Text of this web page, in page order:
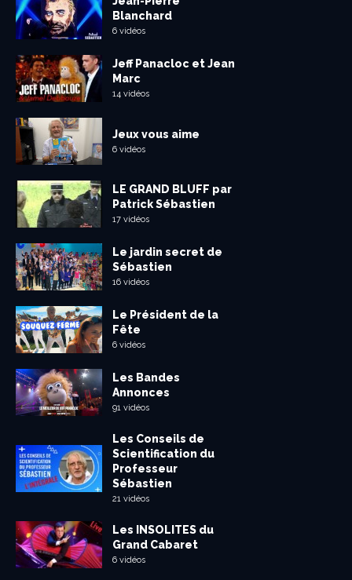
Blanchard
6 vidéos
Jeff Panacloc et Jean
Marc
14 vidéos
Jeux vous aime
6 vidéos
LE GRAND BLUFF par
Patrick Sébastien
17 vidéos
Le jardin secret de
Sébastien
16 vidéos
Le Président de la
Fête
6 vidéos
Les Bandes
Annonces
91 vidéos
Les Conseils de
Scientification du
Professeur
Sébastien
21 vidéos
Les INSOLITES du
Grand Cabaret
6 vidéos